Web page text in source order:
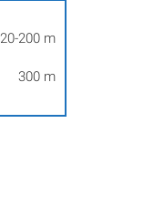
20-200 m
300 m